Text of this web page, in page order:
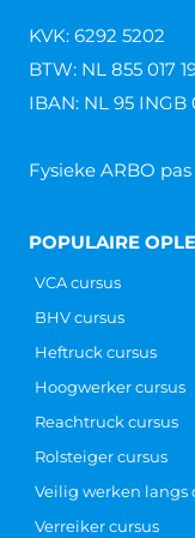
KVK: 6292 5202
BTW: NL 855 017
IBAN: NL 95
Fysieke ARBO
POPULAIRE
VCA cursus
BHV cursus
Heftruck cursus
Hoogwerker cursus
Reachtruck cursus
Rolsteiger cursus
Veilig werken langs
Verreiker cursus